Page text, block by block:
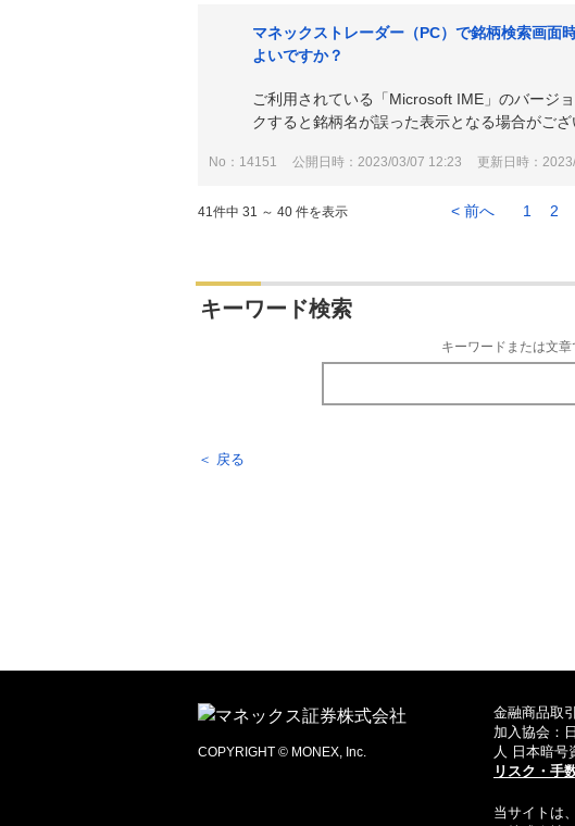
マネックストレーダー（PC）で銘柄検索画面
よいですか？
ご利用されている「Microsoft IME」のバージ
クすると銘柄名が誤った表示となる場合がご
No：14151 公開日時：2023/03/07 12:23 更新日時：
41件中 31 ～ 40 件を表示 < 前へ 1 2
キーワード検索
キーワードまたは文
＜ 戻る
COPYRIGHT © MONEX, Inc.
金融商品取
加入協会：
人 日本暗号
リスク・手
当サイトは